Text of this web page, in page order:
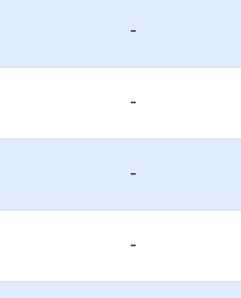
-
-
-
-